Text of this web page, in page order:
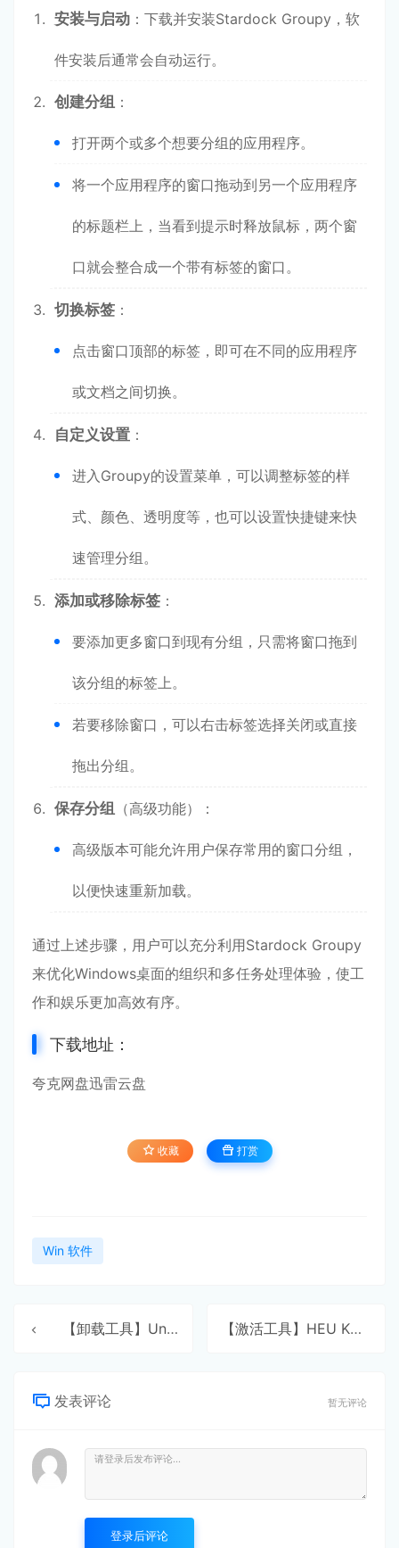
安装与启动 ：下载并安装Stardock Groupy，软
件安装后通常会自动运行。
创建分组 ：
打开两个或多个想要分组的应用程序。
将一个应用程序的窗口拖动到另一个应用程序
的标题栏上，当看到提示时释放鼠标，两个窗
口就会整合成一个带有标签的窗口。
切换标签 ：
点击窗口顶部的标签，即可在不同的应用程序
或文档之间切换。
自定义设置 ：
进入Groupy的设置菜单，可以调整标签的样
式、颜色、透明度等，也可以设置快捷键来快
速管理分组。
添加或移除标签 ：
要添加更多窗口到现有分组，只需将窗口拖到
该分组的标签上。
若要移除窗口，可以右击标签选择关闭或直接
拖出分组。
保存分组 （高级功能）：
高级版本可能允许用户保存常用的窗口分组，
以便快速重新加载。
通过上述步骤，用户可以充分利用Stardock Groupy
来优化Windows桌面的组织和多任务处理体验，使工
作和娱乐更加高效有序。
下载地址：
夸克网盘迅雷云盘
收藏 打赏
Win 软件
【卸载工具】Uninstall Tool 【激活工具】HEU KMS
发表评论 暂无评论
登录后评论